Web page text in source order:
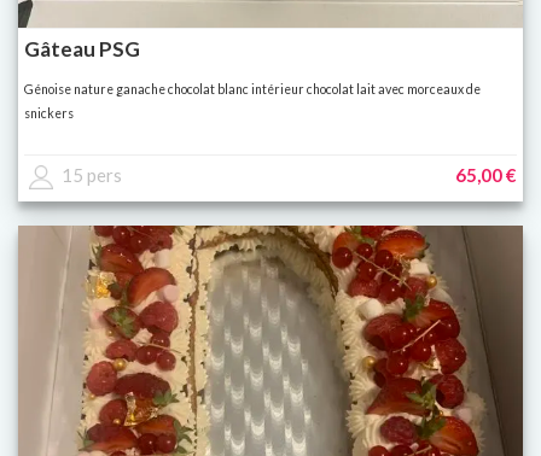
Gâteau PSG
Génoise nature ganache chocolat blanc intérieur chocolat lait avec morceaux de
snickers
15 pers 65,00 €